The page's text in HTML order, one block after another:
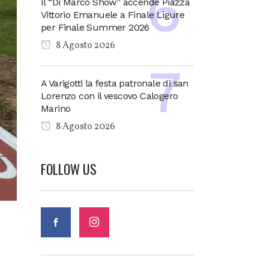
Vittorio Emanuele a Finale Ligure
per Finale Summer 2026
8 Agosto 2026
A Varigotti la festa patronale di san
Lorenzo con il vescovo Calogero
Marino
8 Agosto 2026
FOLLOW US